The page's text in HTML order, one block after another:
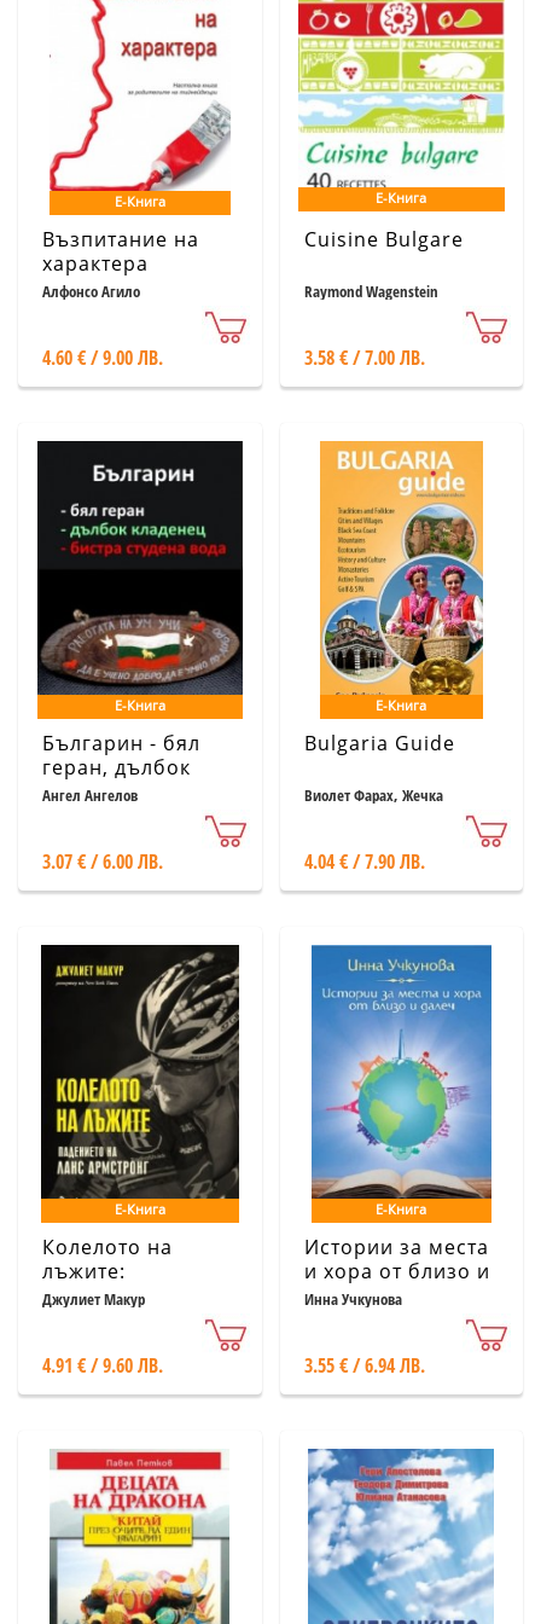
Е-Книга
Възпитание на
характера
Алфонсо Агило
4.60 € / 9.00 ЛВ.
Е-Книга
Cuisine Bulgare
Raymond Wagenstein
3.58 € / 7.00 ЛВ.
Е-Книга
Българин - бял
геран, дълбок
кладенец, бистра/
тиха студена вода
Ангел Ангелов
3.07 € / 6.00 ЛВ.
Е-Книга
Bulgaria Guide
Виолет Фарах, Жечка
4.04 € / 7.90 ЛВ.
Е-Книга
Колелото на
лъжите:
Падението на
Ланс Армстронг
Джулиет Макур
4.91 € / 9.60 ЛВ.
Е-Книга
Истории за места
и хора от близо и
далеч
Инна Учкунова
3.55 € / 6.94 ЛВ.